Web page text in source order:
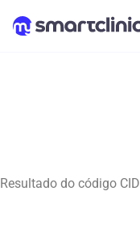
Resultado do código CID